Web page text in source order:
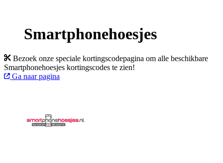
Smartphonehoesjes
Bezoek onze speciale kortingscodepagina om alle beschikbare
Smartphonehoesjes kortingscodes te zien!
Ga naar pagina